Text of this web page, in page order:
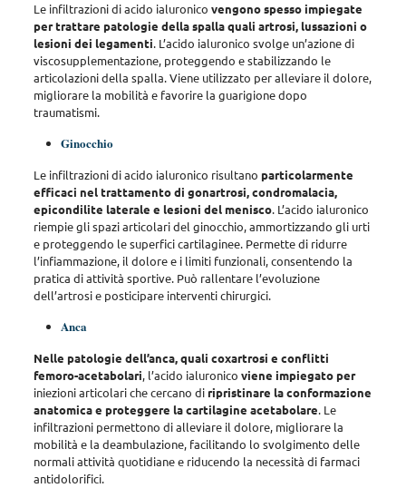
Le infiltrazioni di acido ialuronico vengono spesso impiegate
per trattare patologie della spalla quali artrosi, lussazioni o
lesioni dei legamenti. L’acido ialuronico svolge un’azione di
viscosupplementazione, proteggendo e stabilizzando le
articolazioni della spalla.Viene utilizzato per alleviare il dolore,
migliorare la mobilità e favorire la guarigione dopo
traumatismi.
Ginocchio
Le infiltrazioni di acido ialuronico risultano particolarmente
efficaci nel trattamento di gonartrosi, condromalacia,
epicondilite laterale e lesioni del menisco. L’acido ialuronico
riempie gli spazi articolari del ginocchio, ammortizzando gli urti
e proteggendo le superfici cartilaginee. Permette di ridurre
l’infiammazione, il dolore e i limiti funzionali, consentendo la
pratica di attività sportive. Può rallentare l’evoluzione
dell’artrosi e posticipare interventi chirurgici.
Anca
Nelle patologie dell’anca, quali coxartrosi e conflitti
femoro-acetabolari, l’acido ialuronico viene impiegato per
iniezioni articolari che cercano di ripristinare la conformazione
anatomica e proteggere la cartilagine acetabolare. Le
infiltrazioni permettono dialleviare il dolore, migliorare la
mobilità e la deambulazione, facilitando lo svolgimento delle
normali attività quotidianee riducendo la necessità di farmaci
antidolorifici.